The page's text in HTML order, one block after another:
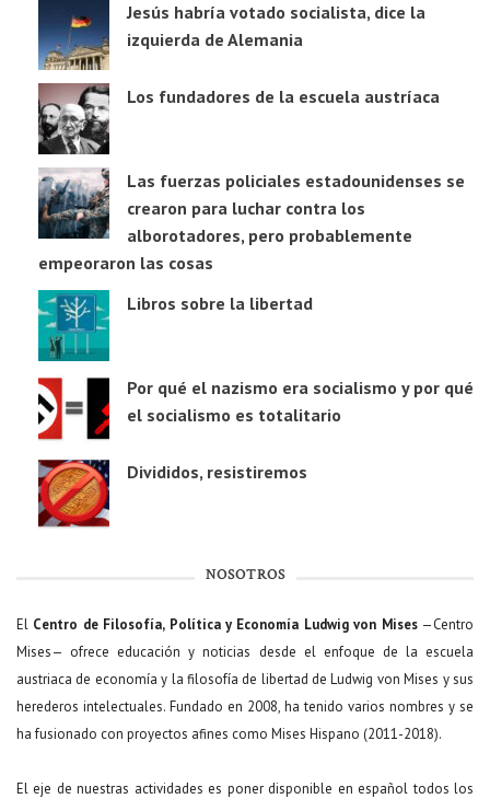
Jesús habría votado socialista, dice la
izquierda de Alemania
Los fundadores de la escuela austríaca
Las fuerzas policiales estadounidenses se
crearon para luchar contra los
alborotadores, pero probablemente
empeoraron las cosas
Libros sobre la libertad
Por qué el nazismo era socialismo y por qué
el socialismo es totalitario
Divididos, resistiremos
NOSOTROS
El Centro de Filosofía, Política y Economía Ludwig von Mises—Centro
Mises— ofrece educación y noticias desde el enfoque de la escuela
austriaca de economía y la filosofía de libertad de Ludwig von Mises y sus
herederos intelectuales. Fundado en 2008, ha tenido varios nombres y se
ha fusionado con proyectos afines como Mises Hispano (2011-2018).
El eje de nuestras actividades es poner disponible en español todos los